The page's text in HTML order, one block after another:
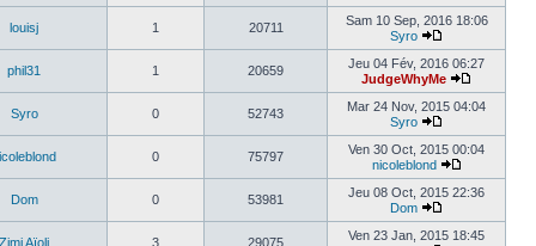
louisj 1 20711
Sam 10 Sep, 2016 18:06
Syro
phil31 1 20659
Jeu 04 Fév, 2016 06:27
JudgeWhyMe
Syro 0 52743
Mar 24 Nov, 2015 04:04
Syro
0 75797
Ven 30 Oct, 2015 00:04
nicoleblond
Dom 0 53981
Jeu 08 Oct, 2015 22:36
Dom
Zimi Aïoli 3 29075
Ven 23 Jan, 2015 18:45